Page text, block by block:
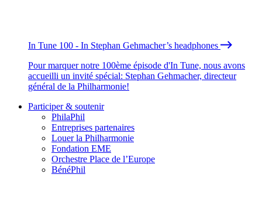
In Tune 100 - In Stephan Gehmacher’s headphones
Pour marquer notre 100ème épisode d'In Tune, nous avons
accueilli un invité spécial: Stephan Gehmacher, directeur
général de la Philharmonie!
Participer & soutenir
PhilaPhil
Entreprises partenaires
Louer la Philharmonie
Fondation EME
Orchestre Place de l’Europe
BénéPhil